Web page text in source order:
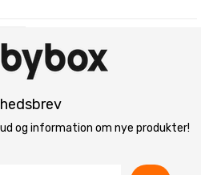
og information om nye produkter!